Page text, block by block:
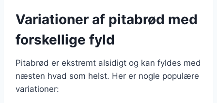
Variationer af pitabrød med
forskellige fyld
Pitabrød er ekstremt alsidigt og kan fyldes med
næsten hvad som helst. Her er nogle populære
variationer: